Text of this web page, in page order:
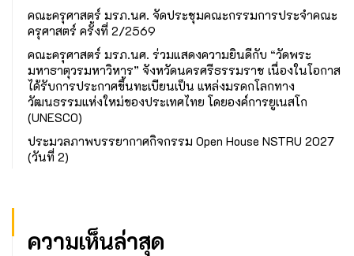
คณะครุศาสตร์ มรภ.นศ. จัดประชุมคณะกรรมการประจำคณะ
ครุศาสตร์ ครั้งที่ 2/2569
คณะครุศาสตร์ มรภ.นศ. ร่วมแสดงความยินดีกับ “วัดพระ
มหาธาตุวรมหาวิหาร” จังหวัดนครศรีธรรมราช เนื่องในโอกาส
ได้รับการประกาศขึ้นทะเบียนเป็น แหล่งมรดกโลกทาง
วัฒนธรรมแห่งใหม่ของประเทศไทย โดยองค์การยูเนสโก
(UNESCO)
ประมวลภาพบรรยากาศกิจกรรม Open House NSTRU 2027
(วันที่ 2)
ความเห็นล่าสุด